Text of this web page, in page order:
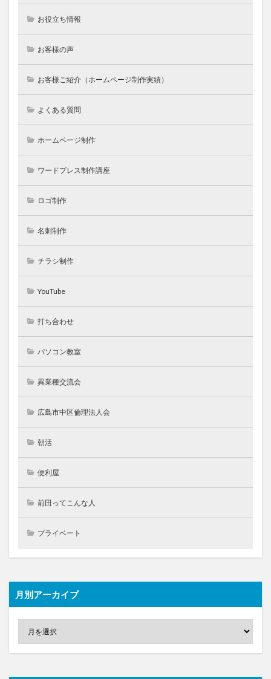
お役立ち情報
お客様の声
お客様ご紹介（ホームページ制作実績）
よくある質問
ホームページ制作
ワードプレス制作講座
ロゴ制作
名刺制作
チラシ制作
YouTube
打ち合わせ
パソコン教室
異業種交流会
広島市中区倫理法人会
朝活
便利屋
前田ってこんな人
プライベート
月別アーカイブ